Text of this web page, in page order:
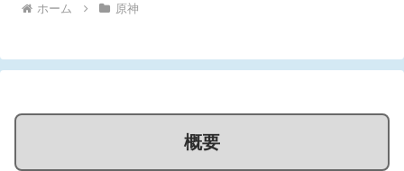
ホーム 原神
概要